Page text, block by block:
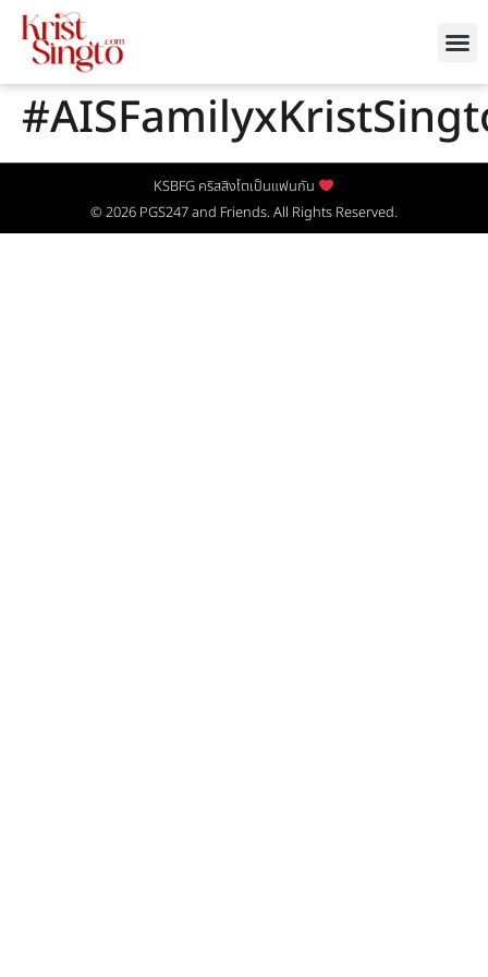
KSBFG คริสสิงโตเป็นแฟนกัน
© 2026 PGS247and Friends. All Rights Reserved.